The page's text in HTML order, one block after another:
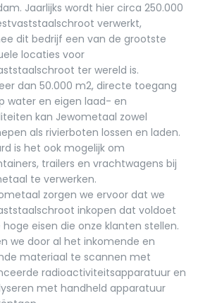
Jaarlijks wordt hier circa 250.000
verwerkt,
dit bedrijf een van de grootste
locaties voor
ter wereld is.
dan 50.000 m2, directe toegang
water en eigen laad- en
kan Jewometaal zowel
als rivierboten lossen en laden.
is het ook mogelijk om
trailers en vrachtwagens bij
te verwerken.
zorgen we ervoor dat we
inkopen dat voldoet
hoge eisen die onze klanten stellen.
we door al het inkomende en
materiaal te scannen met
radioactiviteitsapparatuur en
met handheld apparatuur